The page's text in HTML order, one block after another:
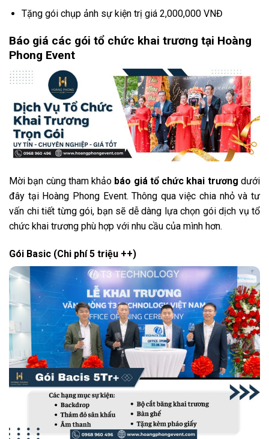
Tặng gói chụp ảnh sự kiện trị giá 2,000,000 VNĐ
Báo giá các gói tổ chức khai trương tại Hoàng
Phong Event
Mời bạn cùng tham khảo báo giá tổ chức khai trương dưới
đây tại Hoàng Phong Event. Thông qua việc chia nhỏ và tư
vấn chi tiết từng gói, bạn sẽ dễ dàng lựa chọn gói dịch vụ tổ
chức khai trương phù hợp với nhu cầu của mình hơn.
Gói Basic (Chi phí 5 triệu ++)